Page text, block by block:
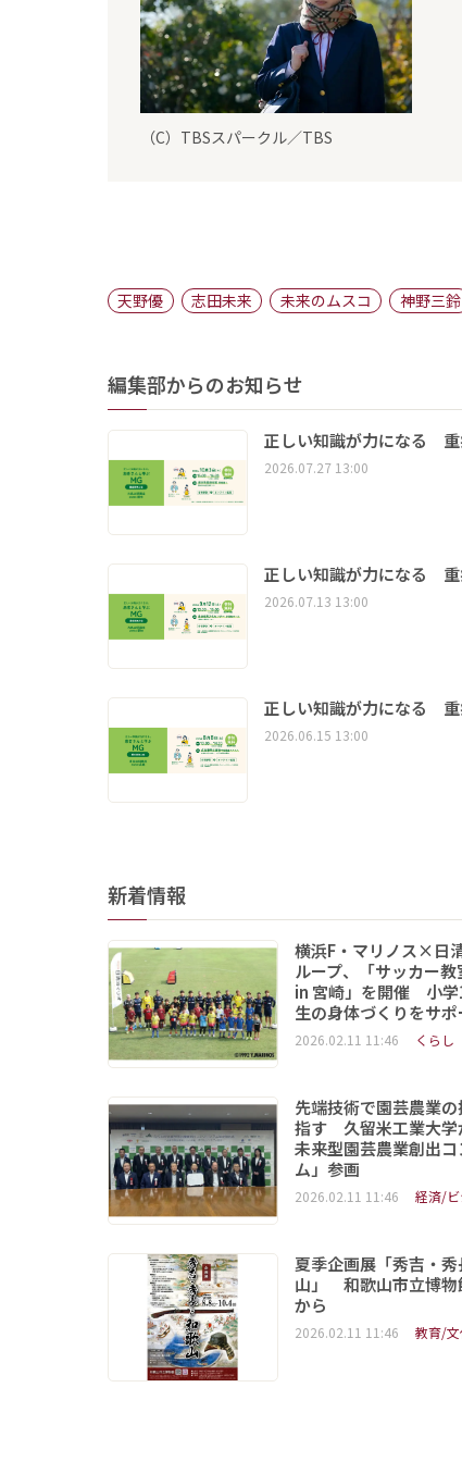
（C）TBSスパークル／TBS
天野優 志田未来 未来のムスコ 神野三鈴
編集部からのお知らせ
正しい知識が力になる 重
2026.07.27 13:00
正しい知識が力になる 重
2026.07.13 13:00
正しい知識が力になる 重
2026.06.15 13:00
新着情報
横浜F・マリノス×日
ループ、「サッカー
in 宮崎」を開催 小学
生の身体づくりをサポ
2026.02.11 11:46 くらし
先端技術で園芸農業
指す 久留米工業大学
未来型園芸農業創出
ム」参画
2026.02.11 11:46 経済/ビ
夏季企画展「秀吉・
山」 和歌山市立博物
から
2026.02.11 11:46 教育/文